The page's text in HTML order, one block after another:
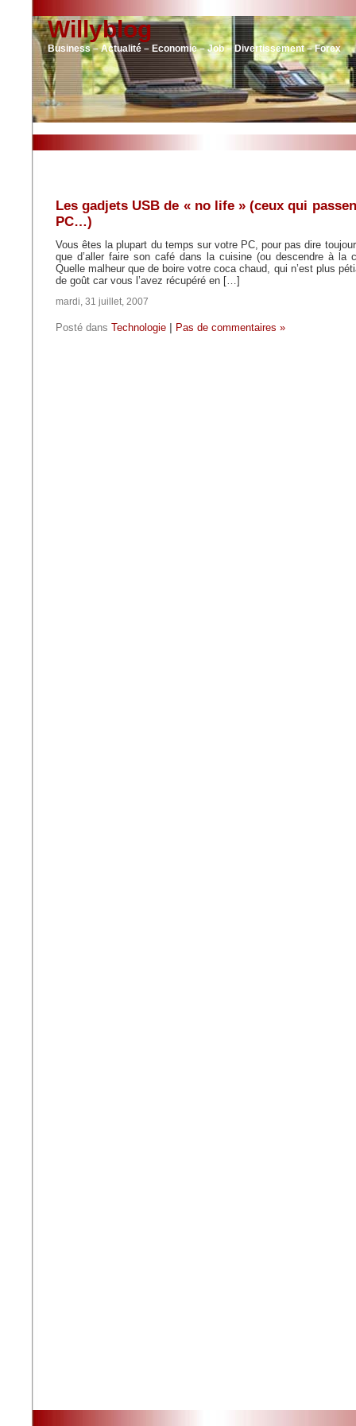
Willyblog
Business – Actualité – Economie – Job – Divertissement – Forex
Les gadjets USB de « no life » (ceux qui
PC…)
Vous êtes la plupart du temps sur votre PC, pour pas dire
que d’aller faire son café dans la cuisine (ou descendre à la
Quelle malheur que de boire votre coca chaud, qui n’est plus
de goût car vous l’avez récupéré en […]
mardi, 31 juillet, 2007
Posté dans Technologie Pas de commentaires »